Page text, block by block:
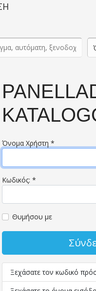
Όνομα Χρήστη *
Κωδικός: *
Θυμήσου με
Ξεχάσατε τον κωδικό